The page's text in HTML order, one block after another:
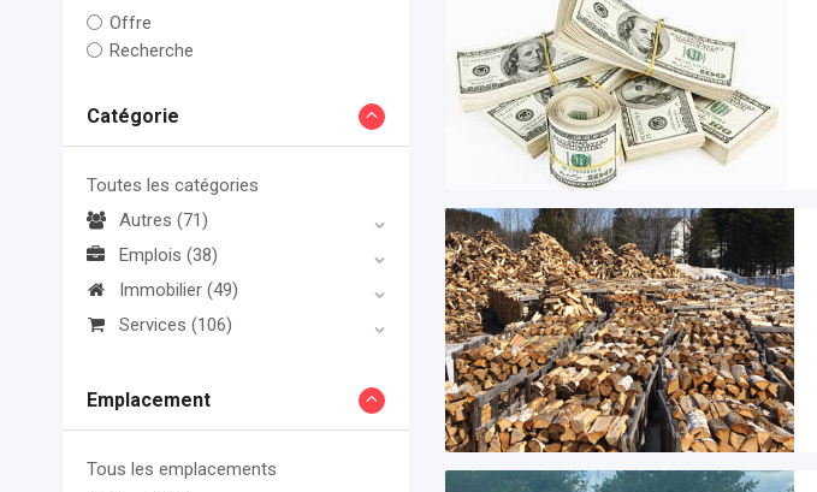
Offre
Recherche
Catégorie
Toutes les catégories
Autres (71)
Emplois (38)
Immobilier (49)
Services (106)
Emplacement
Tous les emplacements